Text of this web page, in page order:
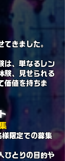
てきました。
は、単なるレン
験、見せられる
価値を持ちま
限定での募集
ひとりの目的や